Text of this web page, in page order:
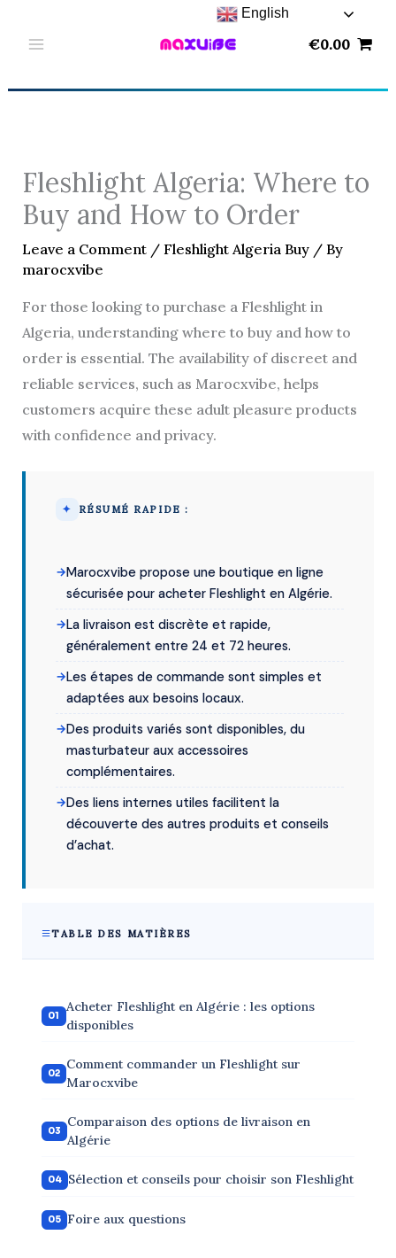
€0.00
Fleshlight Algeria: Where to
Buy and How to Order
Leave a Comment / Fleshlight Algeria Buy/ By
marocxvibe
For those looking to purchase a Fleshlight in
Algeria, understanding where to buy and how to
order is essential. The availability of discreet and
reliable services, such as Marocxvibe, helps
customers acquire these adult pleasure products
with confidence and privacy.
RÉSUMÉ RAPIDE :
Marocxvibe propose une boutique en ligne
sécurisée pour acheter Fleshlight en Algérie.
La livraison est discrète et rapide,
généralement entre 24 et 72 heures.
Les étapes de commande sont simples et
adaptées aux besoins locaux.
Des produits variés sont disponibles, du
masturbateur aux accessoires
complémentaires.
Des liens internes utiles facilitent la
découverte des autres produits et conseils
d’achat.
TABLE DES MATIÈRES
Acheter Fleshlight en Algérie : les options
disponibles
Comment commander un Fleshlight sur
Marocxvibe
Comparaison des options de livraison en
Algérie
Sélection et conseils pour choisir son Fleshlight
Foire aux questions
English